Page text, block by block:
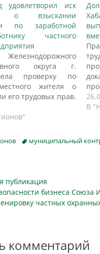
удовлетворил иск
о взыскании
по заработной
частного
округа г.
проверку по
жителя о
его трудовых прав.
мужчина с июля
года работал в
При этом трудовые
образом
В
Tagsмуниципальный
публикация
бизнеса Союза
частных
комментарий